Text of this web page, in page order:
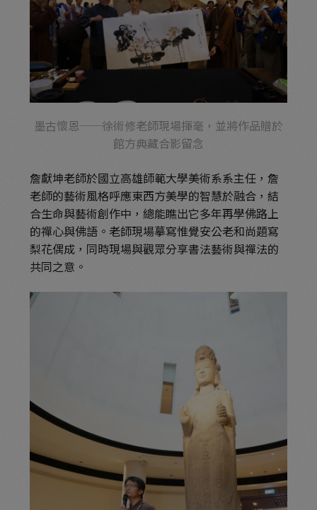
墨古懷恩──徐術修老師現場揮毫，並將作品贈於
館方典藏合影留念
詹獻坤老師於國立高雄師範大學美術系系主任，詹
老師的藝術風格呼應東西方美學的智慧於融合，結
合生命與藝術創作中，總能瞧出它多年再學佛路上
的禪心與佛語。老師現場摹寫惟覺安公老和尚題寫
梨花偶成，同時現場與觀眾分享書法藝術與禪法的
共同之意。